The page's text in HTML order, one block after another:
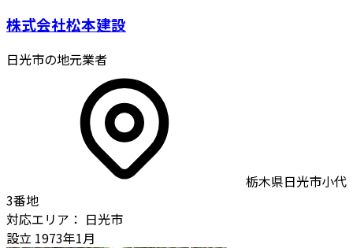
株式会社松本建設
日光市の地元業者
栃木県日光市小代
3番地
対応エリア： 日光市
設立 1973年1月